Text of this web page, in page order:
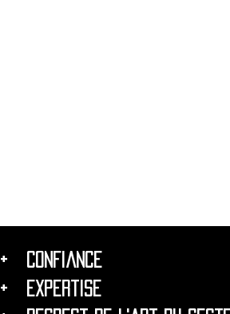
+ confiance
+ expertise